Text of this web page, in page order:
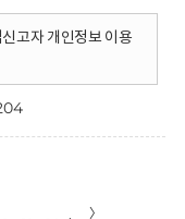
고자 개인정보 이용
〉